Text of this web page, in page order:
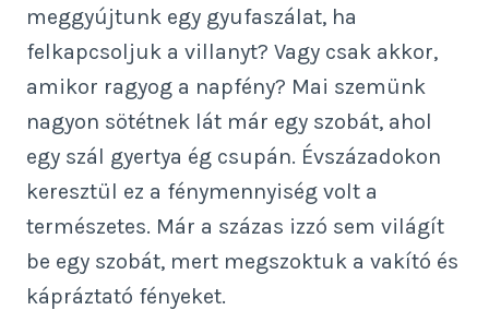
meggyújtunk egy gyufaszálat, ha
felkapcsoljuk a villanyt? Vagy csak akkor,
amikor ragyog a napfény? Mai szemünk
nagyon sötétnek lát már egy szobát, ahol
egy szál gyertya ég csupán. Évszázadokon
keresztül ez a fénymennyiség volt a
természetes. Már a százas izzó sem világít
be egy szobát, mert megszoktuk a vakító és
kápráztató fényeket.